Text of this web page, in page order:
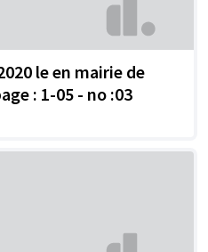
le en mairie de
: 1-05 - no :03